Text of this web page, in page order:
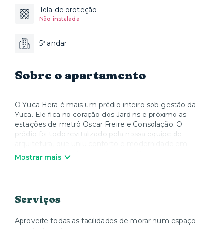
Tela de proteção
Não instalada
5º andar
Sobre o apartamento
O Yuca Hera é mais um prédio inteiro sob gestão da
Yuca. Ele fica no coração dos Jardins e próximo as
estações de metrô Oscar Freire e Consolação. O
prédio foi todo revitalizado pela nossa equipe de
uma experiência de moradia única. Dentro dos
detalhes, com acabamento e mobiliário de qualidade.
transitar facilmente pela cidade e também ter ao seu
Mostrar mais
Serviços
Aproveite todas as facilidades de morar num espaço